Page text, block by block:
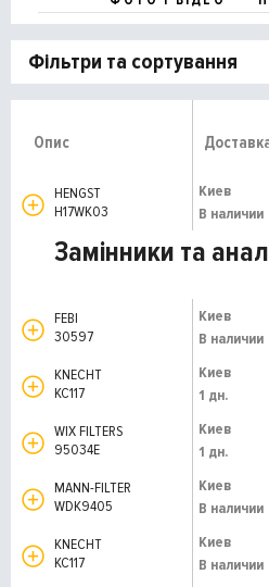
Фільтри та сортування
Опис
HENGST
H17WK03
Киев
В наличии
Замінники та
FEBI
30597
Киев
В наличии
KNECHT
KC117
Киев
1 дн.
WIX FILTERS
95034E
Киев
1 дн.
MANN-FILTER
WDK9405
Киев
В наличии
KNECHT
KC117
Киев
В наличии